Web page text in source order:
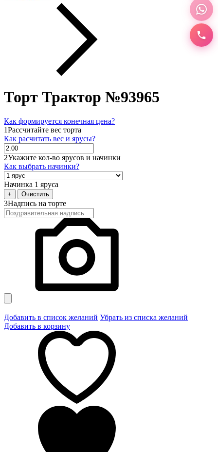
Торт Трактор №93965
Как формируется конечная цена?
1Рассчитайте вес торта
Как расчитать вес и ярусы?
2Укажите кол-во ярусов и начинки
Как выбрать начинки?
Начинка 1 яруса
+ Очистить
3Надпись на торте
Добавить в список желаний Убрать из списка желаний
Добавить в корзину